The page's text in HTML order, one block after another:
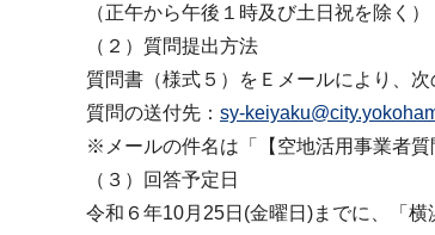
（正午から午後１時及び土日祝を除く）
（２）質問提出方法
質問書（様式５）をＥメールにより、次
質問の送付先： sy-
※メールの件名は「【空地活用事業者質
（３）回答予定日
令和６年10月25日(金曜日)までに、「